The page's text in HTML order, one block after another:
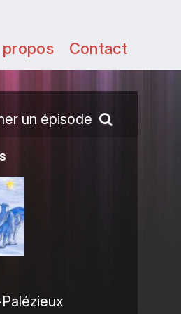
Contact
un épisode